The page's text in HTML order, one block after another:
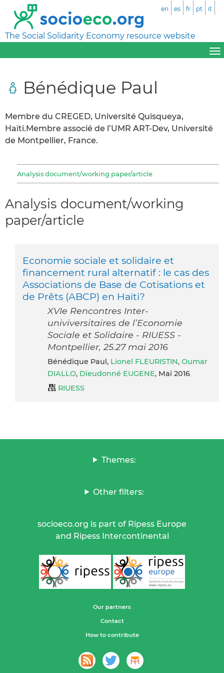
The Social Solidarity Economy resource website
en es fr pt it
Bénédique Paul
Membre du CREGED, Université Quisqueya,
Haïti.Membre associé de l’UMR ART-Dev, Université
de Montpellier, France.
Analysis document/working paper/article
Analysis document/working
paper/article
Economie sociale et solidaire et
financement rural alternatif : le cas des
Associations de Base de Cotisations et
de Prêts (ABCP) en Haïti?
XVIe Rencontres Inter-
univiversitaires de l’Economie
Sociale et Solidaire - RIUESS -
Montpellier, 25.27 mai 2016
Bénédique Paul, Lionel FLEURISTIN, Oumar
DIALLO, Dieudonné EUGENE, Mai 2016
RIUESS
Themes:
Other filters:
socioeco.org is part of Ripess Europe
and Ripess Intercontinental
Our partners
Contact
How to contribute